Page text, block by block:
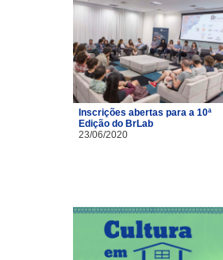
Inscrições abertas para a 10ª
Edição do BrLab
23/06/2020